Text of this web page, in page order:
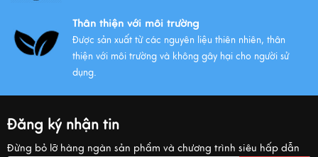
Thân thiện với môi trường
Được sản xuất từ các nguyên liệu thiên nhiên, thân
thiện với môi trường và không gây hại cho người sử
dụng.
Đăng ký nhận tin
Đừng bỏ lỡ hàng ngàn sản phẩm và chương trình siêu hấp dẫn